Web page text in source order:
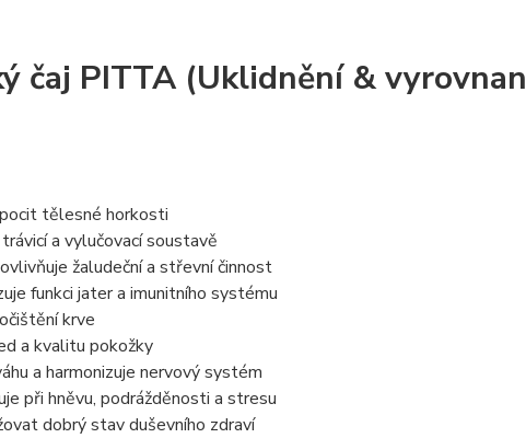
čaj PITTA (Uklidnění &
tělesné horkosti
a vylučovací soustavě
žaludeční a střevní činnost
funkci jater a imunitního systému
krve
a kvalitu pokožky
a harmonizuje nervový systém
při hněvu, podrážděnosti a stresu
dobrý stav duševního zdraví